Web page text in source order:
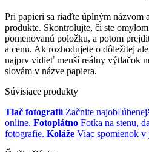
Pri papieri sa riaďte úplným názvom
produkte. Skontrolujte, či ste
pomenovanú položku, a potom
a cenu. Ak rozhodujete o dôležitej
najprv vidieť menší reálny výtlačok
slovám v názve papiera.
Súvisiace produkty
Tlač fotografií Začnite
online. Fotoplátno Fotka na stenu,
fotografie. Koláže Viac spomienok v